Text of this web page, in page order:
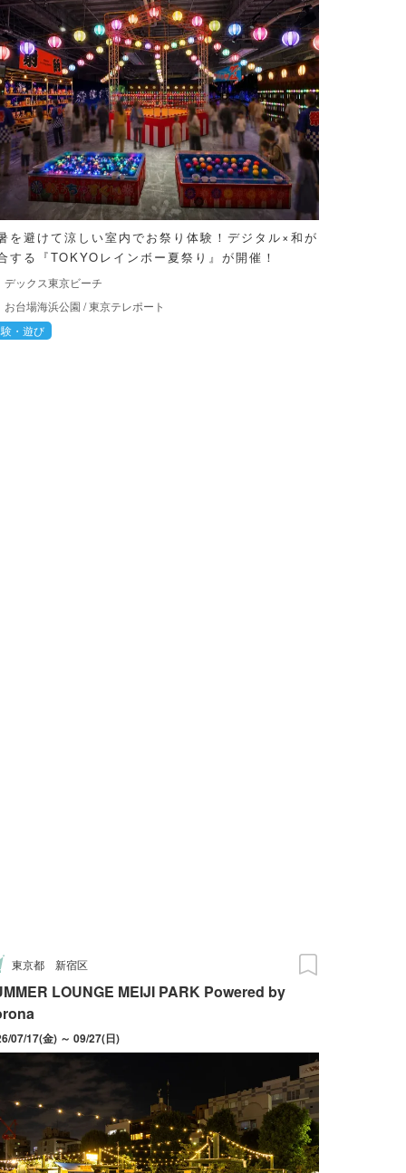
を避けて涼しい室内でお祭り体験！デジタル×和が
する『TOKYOレインボー夏祭り』が開催！
デックス東京ビーチ
お台場海浜公園 /東京テレポート
・遊び
東京都 新宿区
LOUNGE MEIJI PARK Powered by
07/17(金) ～ 09/27(日)